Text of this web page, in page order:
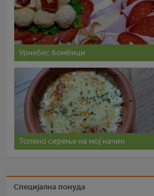
Урнебес бомбици
Топено сирење на мој начин
Специјална понуда